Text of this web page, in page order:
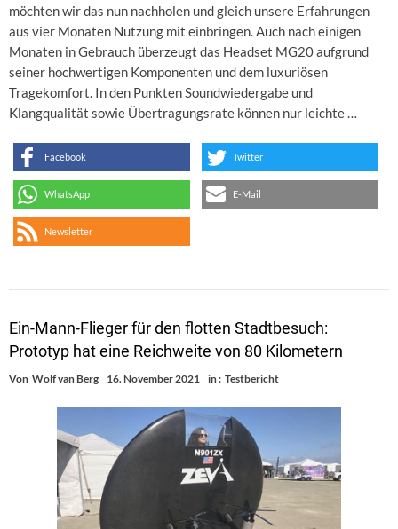
möchten wir das nun nachholen und gleich unsere Erfahrungen
aus vier Monaten Nutzung mit einbringen. Auch nach einigen
Monaten in Gebrauch überzeugt das Headset MG20 aufgrund
seiner hochwertigen Komponenten und dem luxuriösen
Tragekomfort. In den Punkten Soundwiedergabe und
Klangqualität sowie Übertragungsrate können nur leichte …
Facebook Twitter
WhatsApp E-Mail
Newsletter
Ein-Mann-Flieger für den flotten Stadtbesuch:
Prototyp hat eine Reichweite von 80 Kilometern
Von Wolf van Berg 16. November 2021 in : Testbericht